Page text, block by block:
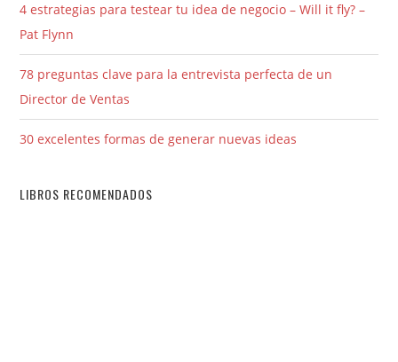
4 estrategias para testear tu idea de negocio – Will it fly? –
Pat Flynn
78 preguntas clave para la entrevista perfecta de un
Director de Ventas
30 excelentes formas de generar nuevas ideas
LIBROS RECOMENDADOS